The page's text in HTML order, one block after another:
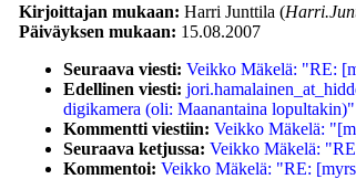
Kirjoittajan mukaan: Harri Junttila (
Päiväyksen mukaan: 15.08.2007
Seuraava viesti: Veikko Mäkelä: "RE:
Edellinen viesti:
digikamera (oli: Maanantaina lopultakin)"
Kommentti viestiin: Veikko Mäkelä:
Seuraava ketjussa: Veikko Mäkelä:
Kommentoi: Veikko Mäkelä: "RE: